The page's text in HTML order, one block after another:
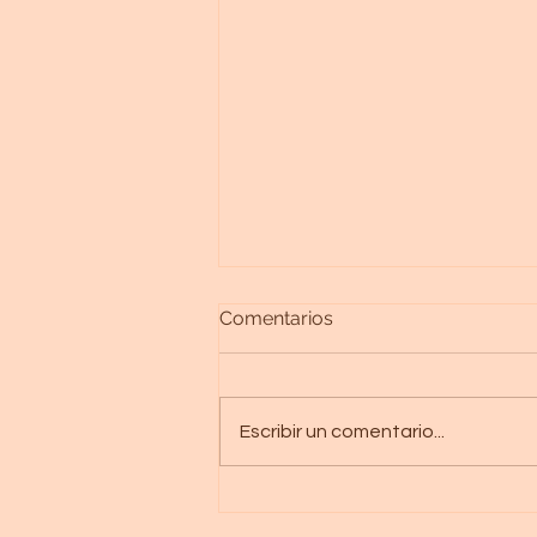
Comentarios
Escribir un comentario...